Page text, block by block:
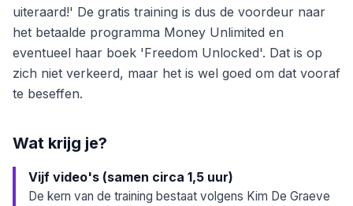
uiteraard!' De gratis training is dus de voordeur naar
het betaalde programma Money Unlimited en
eventueel haar boek 'Freedom Unlocked'. Dat is op
zich niet verkeerd, maar het is wel goed om dat vooraf
te beseffen.
Wat krijg je?
Vijf video's (samen circa 1,5 uur)
De kern van de training bestaat volgens Kim De Graeve